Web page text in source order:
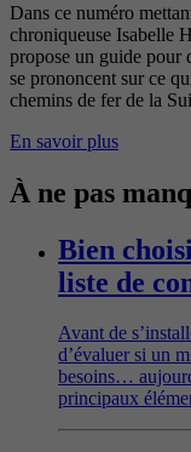
Dans ce numéro
chroniqueuse Isabelle
propose un guide pour
se prononcent sur ce
chemins de fer de la
En savoir plus
À ne pas
Bien
liste de
Avant de
d’évaluer si un
besoins…
principaux